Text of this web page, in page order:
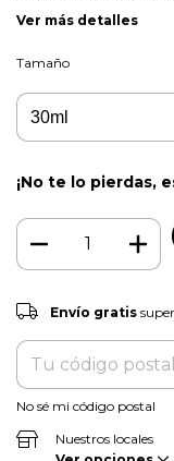
Ver más detalles
Tamaño
¡No te lo pierdas,
Envío gratis
Entregas para el CP:
Envío gratis
No sé mi código postal
Nuestros locales